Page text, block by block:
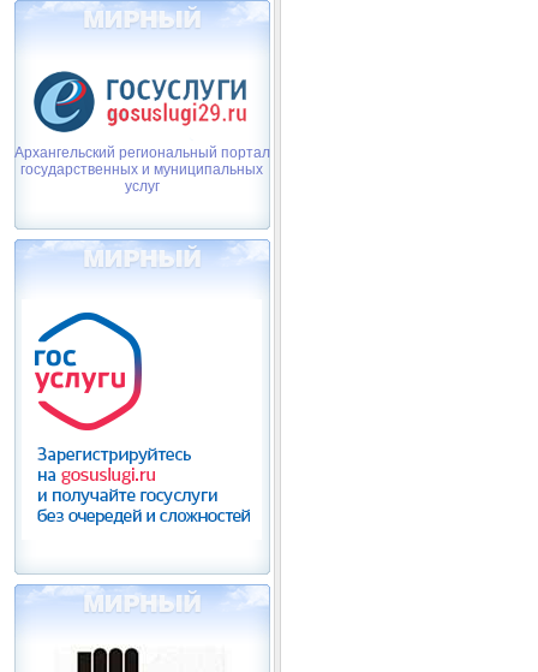
Архангельский региональный портал
государственных и муниципальных
услуг